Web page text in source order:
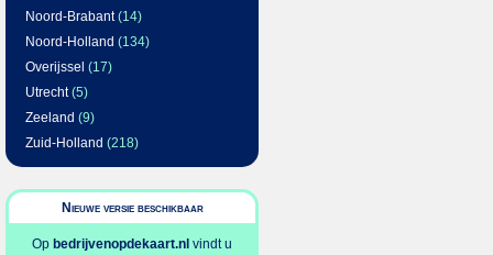
Noord-Brabant(14)
Noord-Holland (134)
Overijssel (17)
Utrecht(5)
Zeeland (9)
Zuid-Holland (218)
Nieuwe versie beschikbaar
Op bedrijvenopdekaart.nl vindt u